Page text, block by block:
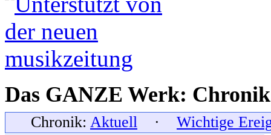
Das GANZE Werk:
Chronik: Aktuell · Wichtige